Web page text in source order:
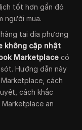
tốt hơn gần đó
người mua.
tại địa phương
không cập nhật
Marketplace có
Hướng dẫn này
cách
cách khắc
an